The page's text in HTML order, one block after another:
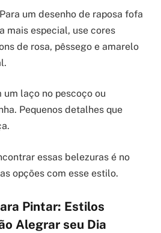
Para um desenho de raposa fofa
mais especial, use cores
de rosa, pêssego e amarelo
um laço no pescoço ou
Pequenos detalhes que
essas belezuras é no
opções com esse estilo.
Pintar: Estilos
Alegrar seu Dia